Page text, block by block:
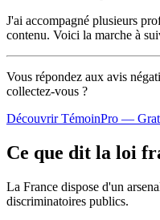
J'ai accompagné plusieurs
contenu. Voici la marche à
Vous répondez aux avis
collectez-vous ?
Découvrir TémoinPro —
Ce que dit la loi
La France dispose d'un
discriminatoires publics.